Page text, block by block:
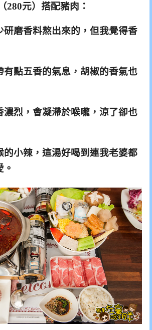
（280元）搭配豬肉：
研磨香料熬出來的，但我覺得香
有點五香的氣息，胡椒的香氣也
濃烈，會凝滯於喉嚨，涼了卻也
的小辣，這湯好喝到連我老婆都